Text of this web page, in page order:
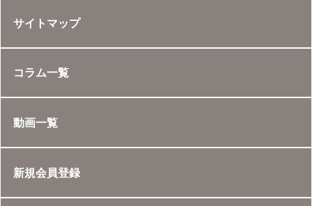
サイトマップ
コラム一覧
動画一覧
新規会員登録